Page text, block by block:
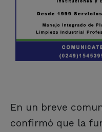
En un breve
confirmó que la